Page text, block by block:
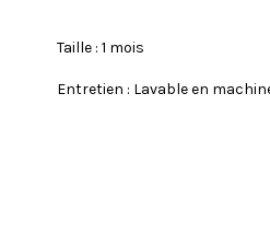
Taille : 1 mois
Entretien : Lavable en